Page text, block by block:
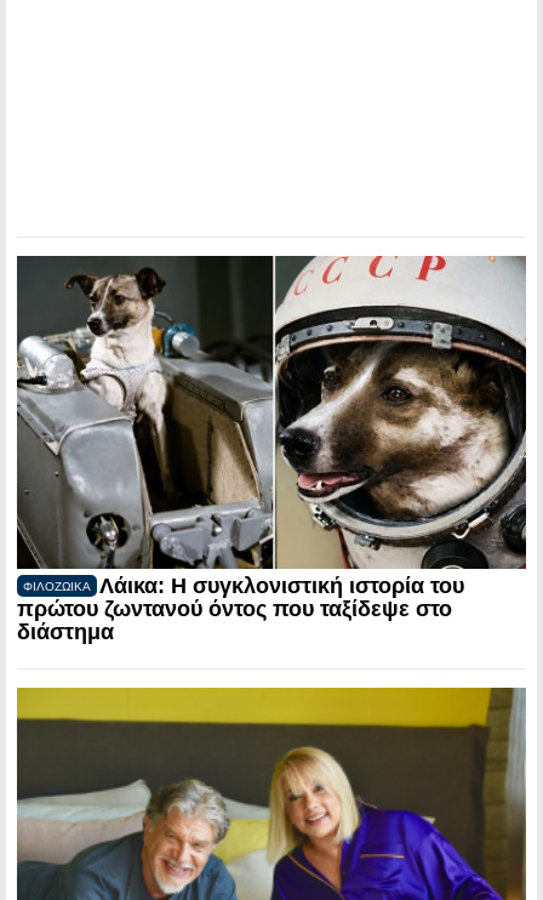
ΦΙΛΟΖΩΙΚΑ
Λάικα: Η συγκλονιστική ιστορία του
πρώτου ζωντανού όντος που ταξίδεψε στο
διάστημα